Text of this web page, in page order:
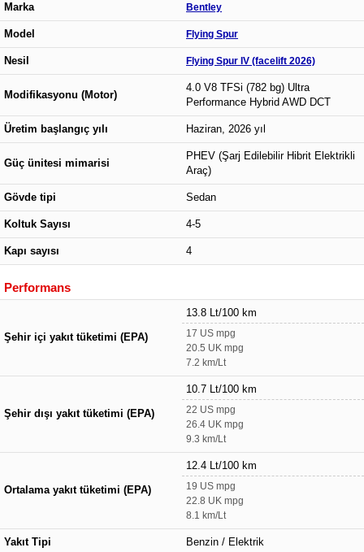
Marka Bentley
Model Flying Spur
Nesil Flying Spur IV (facelift 2026)
Modifikasyonu (Motor)
4.0 V8 TFSi (782 bg) Ultra
Performance Hybrid AWD DCT
Üretim başlangıç yılı Haziran, 2026 yıl
Güç ünitesi mimarisi
PHEV (Şarj Edilebilir Hibrit Elektrikli
Araç)
Gövde tipi Sedan
Koltuk Sayısı 4-5
Kapı sayısı 4
Performans
Şehir içi yakıt tüketimi (EPA)
13.8 Lt/100 km
17 US mpg
20.5 UK mpg
7.2 km/Lt
Şehir dışı yakıt tüketimi (EPA)
10.7 Lt/100 km
22 US mpg
26.4 UK mpg
9.3 km/Lt
Ortalama yakıt tüketimi (EPA)
12.4 Lt/100 km
19 US mpg
22.8 UK mpg
8.1 km/Lt
Yakıt Tipi Benzin / Elektrik